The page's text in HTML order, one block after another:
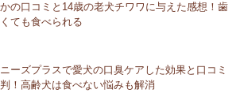
の口コミと14歳の老犬チワワに与えた感想！歯
ても食べられる
ーズプラスで愛犬の口臭ケアした効果と口コミ
！高齢犬は食べない悩みも解消